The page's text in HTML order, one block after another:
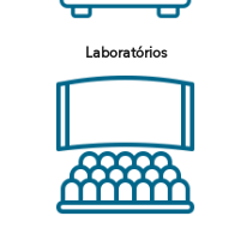
Laboratórios